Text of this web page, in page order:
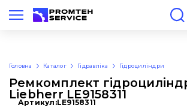
Укр
Головна Каталог Гідравліка Гідроциліндри
Ремкомплект
Liebherr LE9158311
Артикул:LE9158311